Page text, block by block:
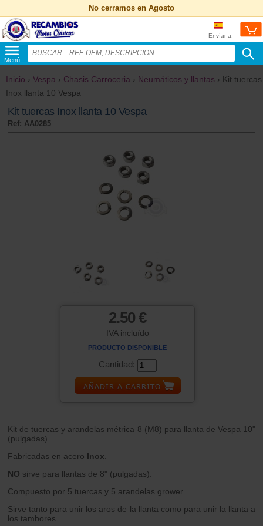
No cerramos en Agosto
Envíar a:
Menú
Inicio › Vespa › Chasis Carroceria › Neumáticos y llantas › Kit tuercas
Inox llanta 10 Vespa
Kit tuercas Inox llanta 10 Vespa
Ref: AA0285
2.50 €
IVA incluído
PRODUCTO DISPONIBLE
Cantidad:
Kit de tuercas y arandelas métrica 8 (M8) para llanta de Vespa 10"
(pulgadas).
Fabricadas en acero Inox
NO sirve para llantas de 8" (pulgadas).
Compuesto por 5 tuercas y 5 arandelas grower.
Sirve tanto para unir los aros de la llanta como para unir la llanta a
los tambores.